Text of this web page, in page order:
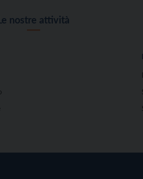
nostre attività